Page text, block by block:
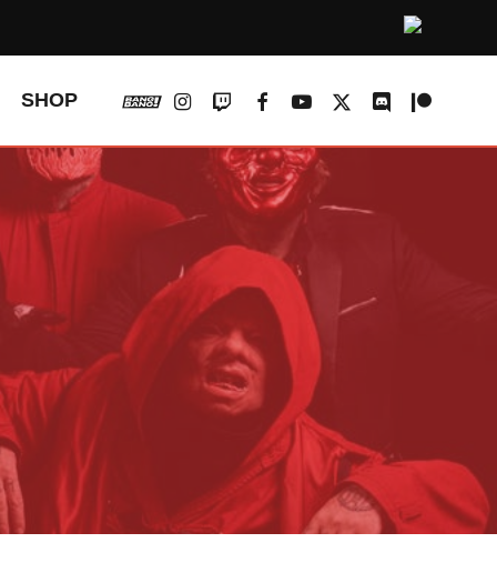
SHOP vk instagram
twitchfacebookyoutube
x-
discordpatreon